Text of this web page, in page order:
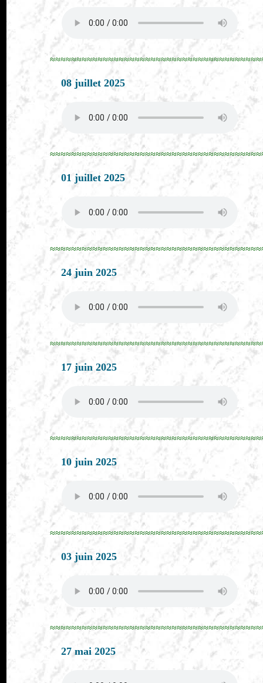
08 juillet 2025
01 juillet 2025
24 juin 2025
17 juin 2025
10 juin 2025
03 juin 2025
27 mai 2025